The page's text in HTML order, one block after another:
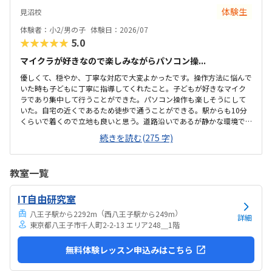
と感じました。自分の思い描いた動きが画面上にすぐに反映される仕
組みも、子どもの「もっと作りたい」という意欲をを引き出すのにぴ
ったりだと思いました。最寄り駅から近く、大通りを通...
見沼校 体験生
体験者：小2/男の子 体験日：2026/07
★★★★★ 5.0
マイクラが好きなので楽しみながらパソコン操...
優しくて、穏やか、丁寧な対応で大変よかったです。操作方法に悩んで
いた時も子どもに丁寧に指導してくれたこと。子どもが好きなマイク
ラであり集中して行うことができた。パソコン操作も楽しそうにして
いた。自宅の近くであるため徒歩で通うことができる。駅からも10分
くらいで着くので立地も良いと思う。道路沿いであるが静かな環境で
子どもも落ち着いて集中して授業を受けることができた。プログラミ
ングは高いイメージですが、月2回ということもあり、お手頃に通いや
すい金額であると思った。子どもが発言したことを肯定する姿勢で関
続きを読む(275 字)
教室一覧
IT自由研究室
八王子駅から2292m （西八王子駅から249m）
東京都八王子市千人町2-2-13 エリア248＿1階
詳細
無料体験レッスン申込みはこちら